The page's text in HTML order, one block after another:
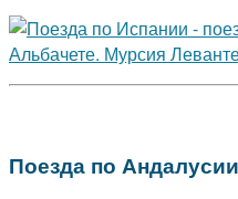
Поезда по